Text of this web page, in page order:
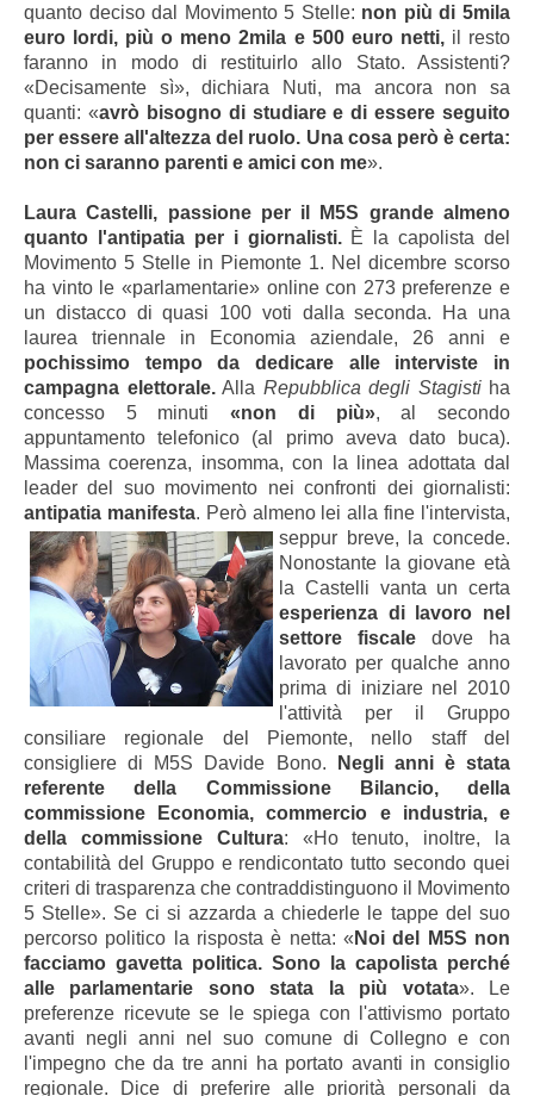
quanto deciso dal Movimento 5 Stelle: non più di 5mila
euro lordi, più o meno 2mila e 500 euro netti, il resto
faranno in modo di restituirlo allo Stato. Assistenti?
«Decisamente sì», dichiara Nuti, ma ancora non sa
quanti: «avrò bisogno di studiare e di essere seguito
per essere all'altezza del ruolo. Una cosa però è certa:
non ci saranno parenti e amici con me».
Laura Castelli, passione per il M5S grande almeno
quanto l'antipatia per i giornalisti.È la capolista del
Movimento 5 Stelle in Piemonte 1. Nel dicembre scorso
ha vinto le «parlamentarie» online con 273 preferenze e
un distacco di quasi 100 voti dalla seconda. Ha una
laurea triennale in Economia aziendale, 26 anni e
pochissimo tempo da dedicare alle interviste in
campagna elettorale.Alla Repubblica degli Stagisti ha
concesso 5 minuti«non di più», al secondo
appuntamento telefonico (al primo aveva dato buca).
Massima coerenza, insomma, con la linea adottata dal
leader del suo movimento nei confronti dei giornalisti:
antipatia manifesta. Però almeno lei alla fine l'intervista,
seppur breve, la concede.
Nonostante la giovane età
la Castelli vanta un certa
esperienza di lavoro nel
settore fiscale dove ha
lavorato per qualche anno
prima di iniziare nel 2010
l'attività per il Gruppo
consiliare regionale del Piemonte, nello staff del
consigliere di M5S Davide Bono.
Negli anni è stata
referente della Commissione Bilancio, della
commissione Economia, commercio e industria, e
della commissione Cultura: «Ho tenuto, inoltre, la
contabilità del Gruppo e rendicontato tutto secondo quei
criteri di trasparenza che contraddistinguono il Movimento
5 Stelle». Se ci si azzarda a chiederle le tappe del suo
percorso politico la risposta è netta: « Noi del M5S non
facciamo gavetta politica. Sono la capolista perché
alle parlamentarie sono stata la più votata». Le
preferenze ricevute se le spiega con l'attivismo portato
avanti negli anni nel suo comune di Collegno e con
l'impegno che da tre anni ha portato avanti in consiglio
regionale. Dice di preferire alle priorità personali da